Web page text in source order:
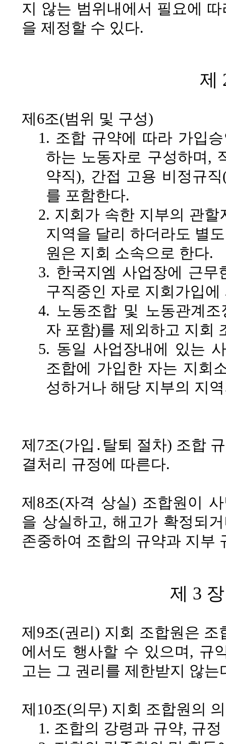
지 않는 범위내에서 필요에
을 제정할 수 있다.
제
제6조(범위 및 구성)
1. 조합 규약에 따라 가입
하는 노동자로 구성하며,
약직), 간접 고용 비정규
를 포함한다.
2. 지회가 속한 지부의 관
지역을 달리 하더라도 별
원은 지회 소속으로 한다.
3. 한국지엠 사업장에 근
구직중인 자로 지회가입에
4. 노동조합 및 노동관계
자 포함)를 제외하고 지회
5. 동일 사업장내에 있는
조합에 가입한 자는 지회
성하거나 해당 지부의 지
제7조(가입․탈퇴 절차) 조합
결처리 규정에 따른다.
제8조(자격 상실) 조합원이
을 상실하고, 해고가 확정되
존중하여 조합의 규약과 지부
제 3
제9조(권리) 지회 조합원은 조
에서도 행사할 수 있으며, 규
고는 그 권리를 제한받지 않는
제10조(의무) 지회 조합원의
1. 조합의 강령과 규약, 규